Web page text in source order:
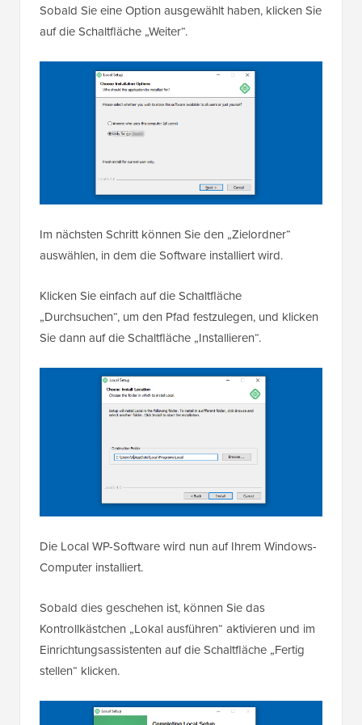
Sobald Sie eine Option ausgewählt haben, klicken Sie
auf die Schaltfläche „Weiter“.
Im nächsten Schritt können Sie den „Zielordner“
auswählen, in dem die Software installiert wird.
Klicken Sie einfach auf die Schaltfläche
„Durchsuchen“, um den Pfad festzulegen, und klicken
Sie dann auf die Schaltfläche „Installieren“.
Die Local WP-Software wird nun auf Ihrem Windows-
Computer installiert.
Sobald dies geschehen ist, können Sie das
Kontrollkästchen „Lokal ausführen“ aktivieren und im
Einrichtungsassistenten auf die Schaltfläche „Fertig
stellen“ klicken.